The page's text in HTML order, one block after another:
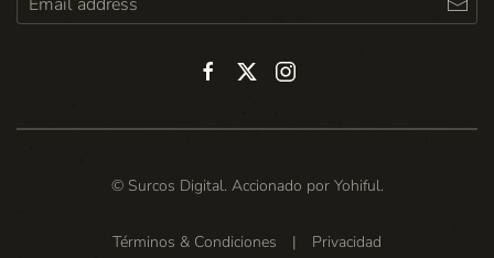
© Surcos Digital. Accionado por Yohiful.
Términos & Condiciones | Privacidad